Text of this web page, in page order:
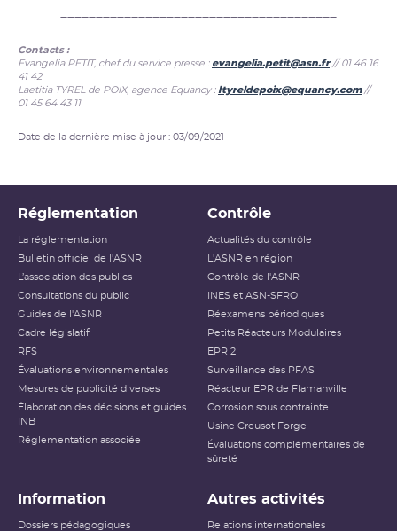
_______________________________________
Contacts :
Evangelia PETIT, chef du service presse : evangelia.petit@asn.fr// 01 46 16
41 42
Laetitia TYREL de POIX, agence Equancy :ltyreldepoix@equancy.com//
01 45 64 43 11
Date de la dernière mise à jour : 03/09/2021
Réglementation
La réglementation
Bulletin officiel de l'ASNR
L’association des publics
Consultations du public
Guides de l'ASNR
Cadre législatif
RFS
Évaluations environnementales
Mesures de publicité diverses
Élaboration des décisions et guides
INB
Réglementation associée
Contrôle
Actualités du contrôle
L'ASNR en région
Contrôle de l'ASNR
INES et ASN-SFRO
Réexamens périodiques
Petits Réacteurs Modulaires
EPR 2
Surveillance des PFAS
Réacteur EPR de Flamanville
Corrosion sous contrainte
Usine Creusot Forge
Évaluations complémentaires de
sûreté
Information
Dossiers pédagogiques
Autres activités
Relations internationales